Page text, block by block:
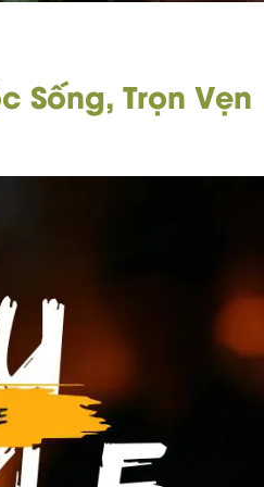
Sống, Trọn Vẹn